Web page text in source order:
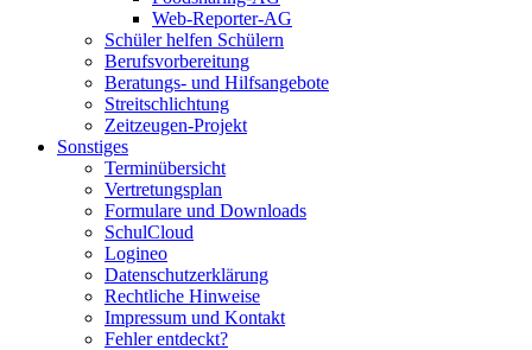
Web-Reporter-AG
Schüler helfen Schülern
Berufsvorbereitung
Beratungs- und Hilfsangebote
Streitschlichtung
Zeitzeugen-Projekt
Sonstiges
Terminübersicht
Vertretungsplan
Formulare und Downloads
SchulCloud
Logineo
Datenschutzerklärung
Rechtliche Hinweise
Impressum und Kontakt
Fehler entdeckt?